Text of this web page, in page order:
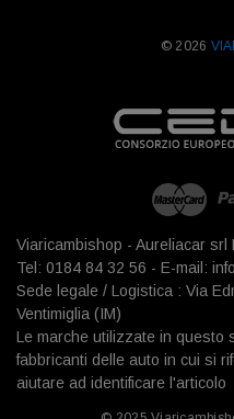
© 2026
Viaricambishop - Aureliacar
Tel: 0184 84 32 56 - E-mail:
Sede legale / Logistica : Via
Ventimiglia (IM)
Le marche utilizzate in questo
fabbricanti delle auto in cui si
aiutare ad identificare l'articolo